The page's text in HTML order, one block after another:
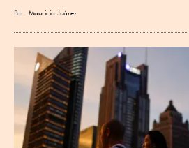
Por Mauricio Juárez